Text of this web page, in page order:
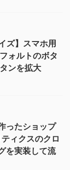
ズ】スマホ用
ォルトのボタ
ンを拡大
ったショップ
ィクスのクロ
を実装して流